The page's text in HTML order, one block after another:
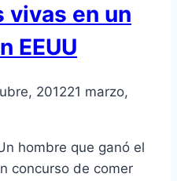
vivas en un
EEUU
201221 marzo,
hombre que ganó el
concurso de comer